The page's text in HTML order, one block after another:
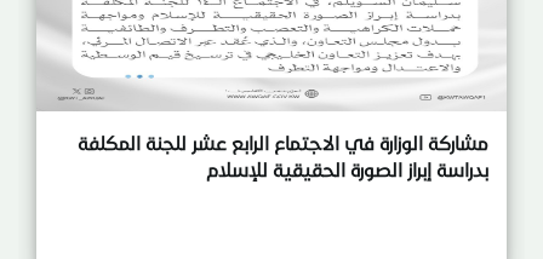
مشاركة الوزارة في الاجتماع الرابع عشر للجنة المكلفة
بدراسة إبراز الصورة الحقيقية للإسلام